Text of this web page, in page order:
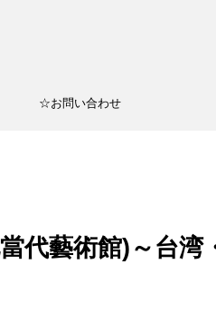
☆お問い合わせ
代藝術館)～台湾